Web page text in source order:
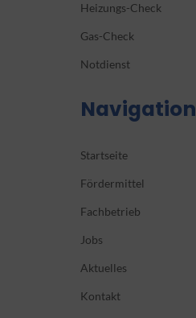
Heizungs-Check
Gas-Check
Notdienst
Navigation
Startseite
Fördermittel
Fachbetrieb
Jobs
Aktuelles
Kontakt